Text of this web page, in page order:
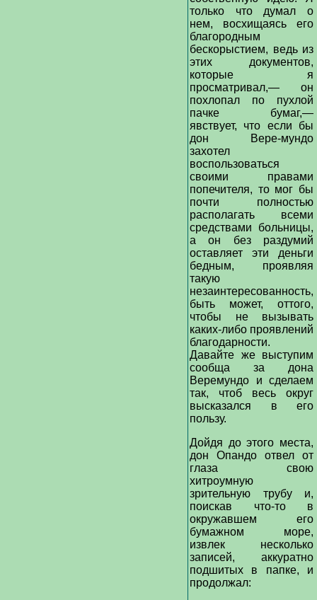
только что думал о
нем, восхищаясь его
благородным
бескорыстием, ведь из
этих документов,
которые я
просматривал,— он
похлопал по пухлой
пачке бумаг,—
явствует, что если бы
дон Вере-мундо
захотел
воспользоваться
своими правами
попечителя, то мог бы
почти полностью
располагать всеми
средствами больницы,
а он без раздумий
оставляет эти деньги
бедным, проявляя
такую
незаинтересованность,
быть может, оттого,
чтобы не вызывать
каких-либо проявлений
благодарности.
Давайте же выступим
сообща за дона
Веремундо и сделаем
так, чтоб весь округ
высказался в его
пользу.
Дойдя до этого места,
дон Опандо отвел от
глаза свою
хитроумную
зрительную трубу и,
поискав что-то в
окружавшем его
бумажном море,
извлек несколько
записей, аккуратно
подшитых в папке, и
продолжал: